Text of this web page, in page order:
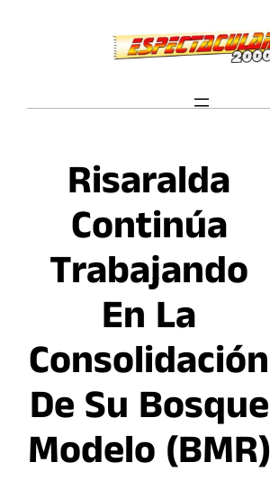
Risaralda
Continúa
Trabajando
En La
Consolidación
De Su Bosque
Modelo (BMR)